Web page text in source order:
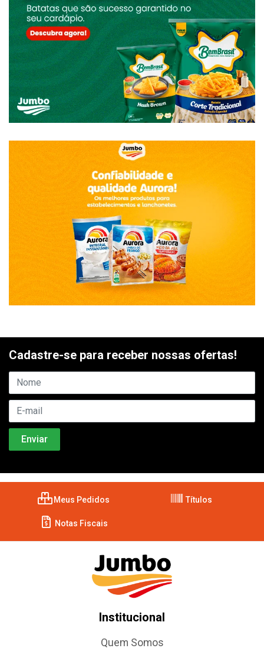
Cadastre-se para receber nossas ofertas!
Meus Pedidos Títulos
Notas Fiscais
Institucional
Quem Somos